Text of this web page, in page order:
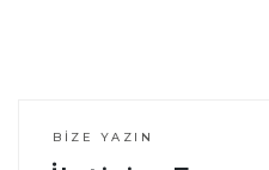
BIZE YAZIN